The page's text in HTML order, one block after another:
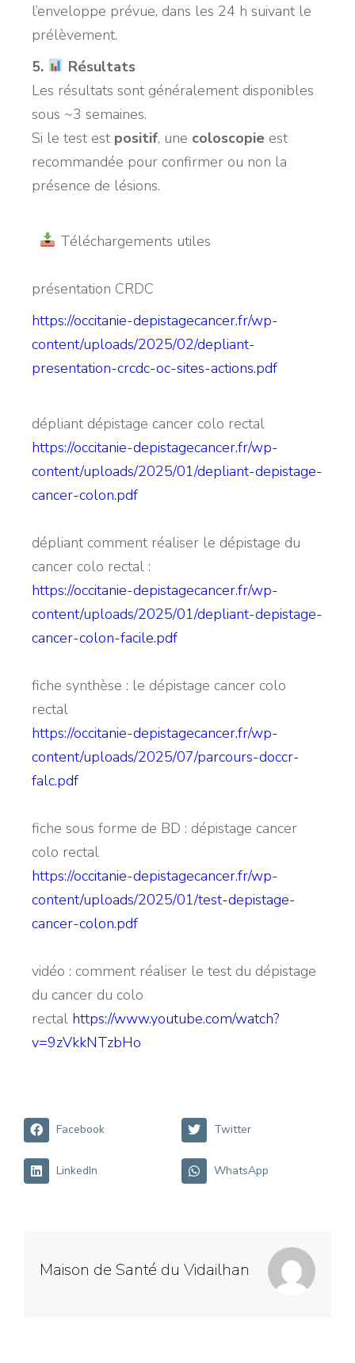
l’enveloppe prévue, dans les 24 h suivant le
prélèvement.
5.
Résultats
Les résultats sont généralement disponibles
sous ~3 semaines.
Si le test est positif, une coloscopie est
recommandée pour confirmer ou non la
présence de lésions.
Téléchargements utiles
présentation CRDC
https://occitanie-depistagecancer.fr/wp-
content/uploads/2025/02/depliant-
presentation-crcdc-oc-sites-actions.pdf
dépliant dépistage cancer colo rectal
https://occitanie-depistagecancer.fr/wp-
content/uploads/2025/01/depliant-depistage-
cancer-colon.pdf
dépliant comment réaliser le dépistage du
cancer colo rectal :
https://occitanie-depistagecancer.fr/wp-
content/uploads/2025/01/depliant-depistage-
cancer-colon-facile.pdf
fiche synthèse : le dépistage cancer colo
rectal
https://occitanie-depistagecancer.fr/wp-
content/uploads/2025/07/parcours-doccr-
falc.pdf
fiche sous forme de BD : dépistage cancer
colo rectal
https://occitanie-depistagecancer.fr/wp-
content/uploads/2025/01/test-depistage-
cancer-colon.pdf
vidéo : comment réaliser le test du dépistage
du cancer du colo
rectal https://www.youtube.com/watch?
v=9zVkkNTzbHo
Facebook Twitter
LinkedIn WhatsApp
Maison de Santé du Vidailhan